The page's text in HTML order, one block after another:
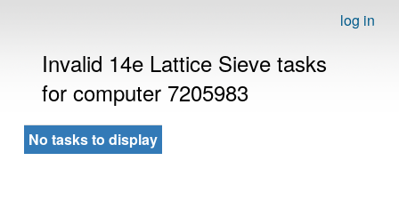
log in
Invalid 14e Lattice Sieve tasks
for computer 7205983
No tasks to display